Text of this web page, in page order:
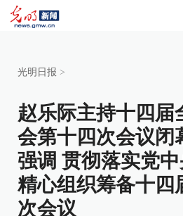
光明日报 >
赵乐际主持十四届
会第十四次会议闭
强调 贯彻落实党
精心组织筹备十四
次会议